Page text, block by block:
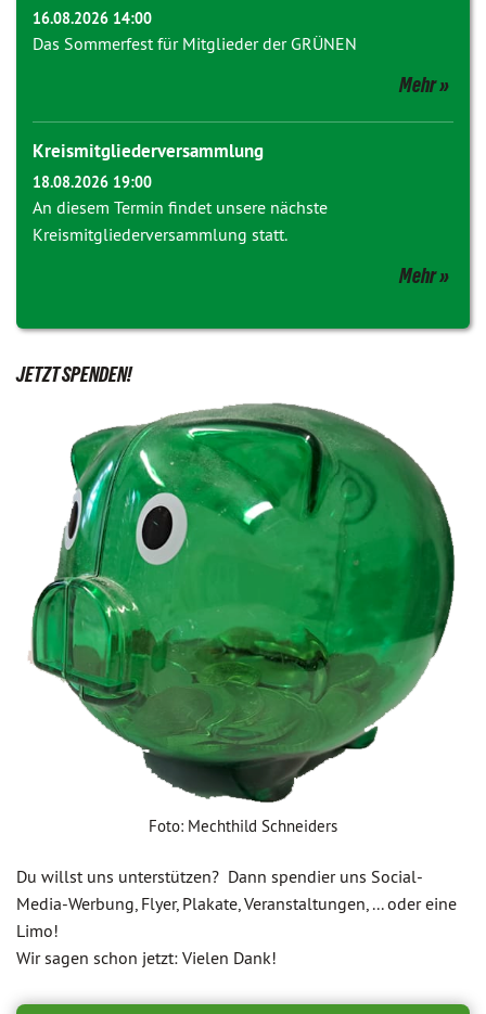
16.08.2026 14:00
Das Sommerfest für Mitglieder der GRÜNEN
Mehr
Kreismitgliederversammlung
18.08.2026 19:00
An diesem Termin findet unsere nächste
Kreismitgliederversammlung statt.
Mehr
JETZT SPENDEN!
Foto: Mechthild Schneiders
Du willst uns unterstützen? Dann spendier uns Social-
Media-Werbung, Flyer, Plakate, Veranstaltungen, ... oder eine
Limo!
Wir sagen schon jetzt: Vielen Dank!